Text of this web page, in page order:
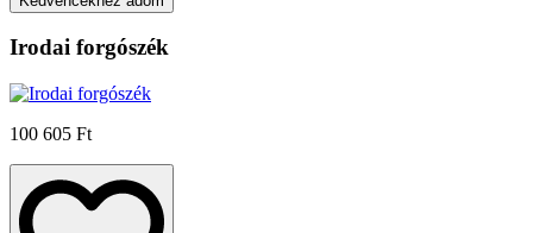
Irodai forgószék
100 605 Ft